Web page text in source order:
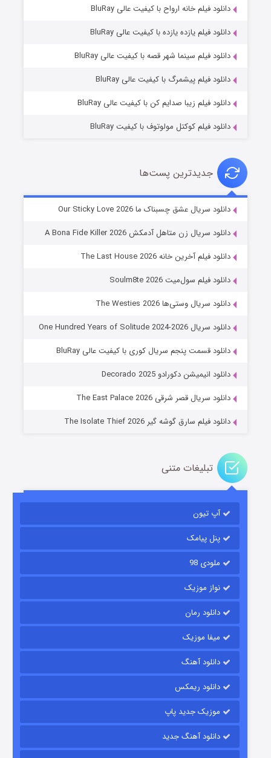
شوهر
قسمت۲ (زیرنویس)
شکست استوارت در نجات جهان
قسمت
دانلود فیلم خانه ارواح با کیفیت عالی BluRay
دانلود فیلم یازده یازده با کیفیت عالی BluRay
دانلود فیلم سینما شهر قصه با کیفیت عالی BluRay
دانلود فیلم پیشمرگ با کیفیت عالی BluRay
دانلود فیلم زیبا صدایم کن با کیفیت عالی BluRay
دانلود فیلم کوکتل مولوتوف با کیفیت BluRay
جدیدترین پست‌ها
دانلود سریال عشق چسبناک ما Our Sticky Love 2026
دانلود سریال زن متاهل آدمکش A Bona Fide Killer 2026
دانلود فیلم آخرین خانه The Last House 2026
دانلود فیلم سول‌میت Soulm8te 2026
دانلود سریال وستی‌ها The Westies 2026
دانلود سریال One Hundred Years of Solitude 2024-2026
دانلود قسمت پنجم سریال کوری با کیفیت عالی BluRay
دانلود انیمیشن دکورادو Decorado 2025
دانلود سریال قصر شرقی The East Palace 2026
دانلود فیلم سارق گوشه گیر The Isolate Thief 2026
تبلیغات متنی
آپ تیون
پنل پیامک
ملودی 98
نواز موزیک
دانلود رمان
میفا موزیک
دانلود آهنگ
دانلود ریمکس
موزیک جدید پاپ
دانلود آهنگ جدید